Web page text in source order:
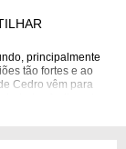
principalmente
tão fortes e ao
Cedro vêm para
facilmente,